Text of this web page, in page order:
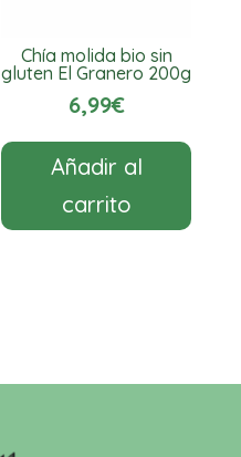
Chía molida bio sin
gluten El Granero 200g
6,99€
Añadir al
carrito